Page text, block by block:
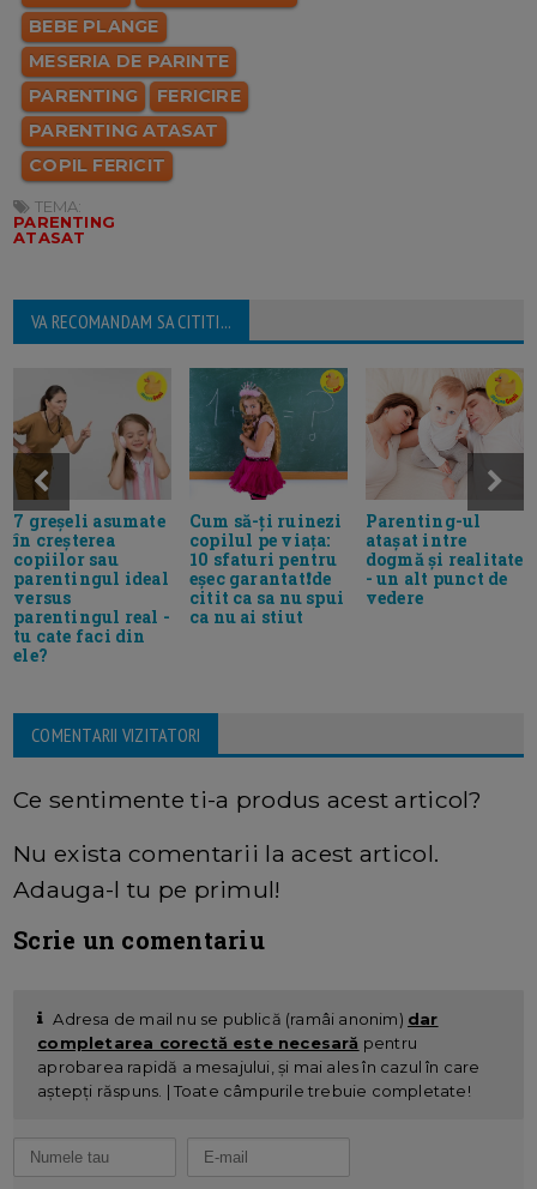
BEBE PLANGE
MESERIA DE PARINTE
PARENTING
FERICIRE
PARENTING ATASAT
COPIL FERICIT
TEMA:
PARENTING
ATASAT
VA RECOMANDAM SA CITITI...
7 greșeli asumate
în creșterea
copiilor sau
parentingul ideal
versus
parentingul real -
tu cate faci din
ele?
Cum să-ți ruinezi
copilul pe viața:
10 sfaturi pentru
eșec garantat❗de
citit ca sa nu spui
ca nu ai stiut
Parenting-ul
atașat intre
dogmă și realitate
- un alt punct de
vedere
COMENTARII VIZITATORI
Ce sentimente ti-a produs acest articol?
Nu exista comentarii la acest articol.
Adauga-l tu pe primul!
Scrie un comentariu
Adresa de mail nu se publică (ramâi anonim) dar
completarea corectă este necesară pentru
aprobarea rapidă a mesajului, și mai ales în cazul în care
aștepți răspuns. | Toate câmpurile trebuie completate!